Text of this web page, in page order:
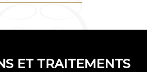
ET TRAITEMENTS